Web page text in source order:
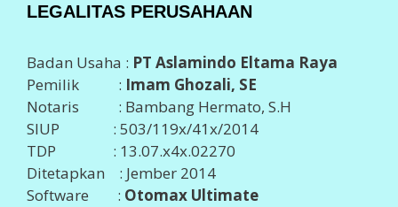
LEGALITAS PERUSAHAAN
Badan Usaha : PT Aslamindo Eltama Raya
Pemilik : Imam Ghozali, SE
Notaris : Bambang Hermato, S.H
SIUP : 503/119x/41x/2014
TDP : 13.07.x4x.02270
Ditetapkan : Jember 2014
Software : Otomax Ultimate